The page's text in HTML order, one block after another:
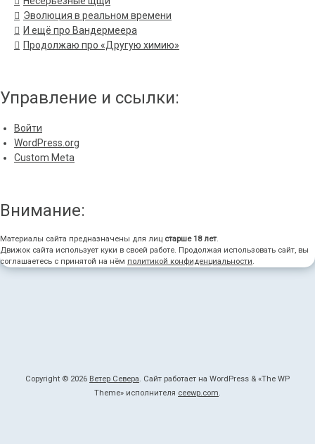
Эволюция в реальном времени
И ещё про Вандермеера
Продолжаю про «Другую химию»
Управление и ссылки:
Войти
WordPress.org
Custom Meta
Внимание:
Материалы сайта предназначены для лиц старше 18 лет.
Движок сайта использует куки в своей работе. Продолжая использовать сайт, вы
соглашаетесь с принятой на нём политикой конфиденциальности.
Copyright © 2026 Ветер Севера. Сайт работает на WordPress & «The WP
Theme» исполнителя ceewp.com.